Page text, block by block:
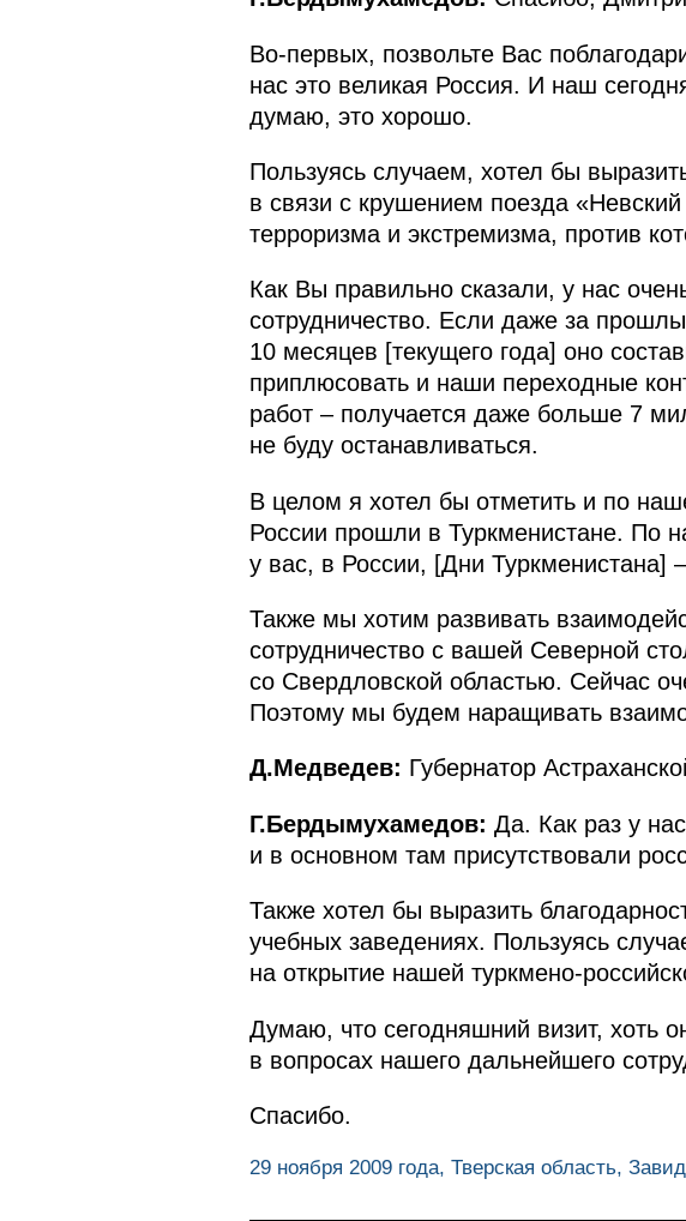
Во‑первых, позвольте Вас
нас это великая Россия. И наш
думаю, это хорошо.
Пользуясь случаем, хотел бы
в связи с крушением поезда
терроризма и экстремизма, против
Как Вы правильно сказали, у нас
сотрудничество. Если даже за
10 месяцев [текущего года] оно
приплюсовать и наши переходные
работ – получается даже больше 7
не буду останавливаться.
В целом я хотел бы отметить и по
России прошли в Туркменистане. По
у вас, в России, [Дни Туркменистана]
Также мы хотим развивать
сотрудничество с вашей Северной
со Свердловской областью. Сейчас
Поэтому мы будем наращивать
Д.Медведев: Губернатор
Г.Бердымухамедов: Да. Как раз у
и в основном там присутствовали
Также хотел бы выразить
учебных заведениях. Пользуясь
на открытие нашей туркмено-
Думаю, что сегодняшний визит, хоть
в вопросах нашего дальнейшего
Спасибо.
29 ноября 2009 года, Тверская область,